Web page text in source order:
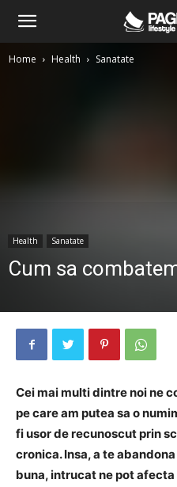
Home Health Sanatate
Health Sanatate
Cum sa
Cei mai multi dintre noi ne
pe care am putea sa o
fi usor de recunoscut prin
cronica. Insa, a te
buna, intrucat ne pot